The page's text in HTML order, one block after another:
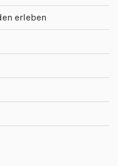
erleben